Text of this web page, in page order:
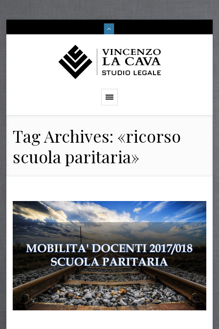
Tag Archives: «ricorso
scuola paritaria»